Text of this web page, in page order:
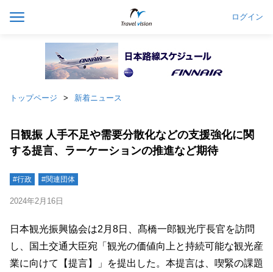
ログイン
トップページ 新着ニュース
日観振 人手不足や需要分散化などの支援強化に関
する提言、ラーケーションの推進など期待
#行政 #関連団体
2024年2月16日
日本観光振興協会は2月8日、髙橋一郎観光庁長官を訪問
し、国土交通大臣宛「観光の価値向上と持続可能な観光産
業に向けて【提言】」を提出した。本提言は、喫緊の課題